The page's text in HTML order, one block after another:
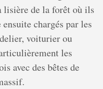
lisière de la forêt où ils
chargés par les
voiturier ou
les
avec des bêtes de